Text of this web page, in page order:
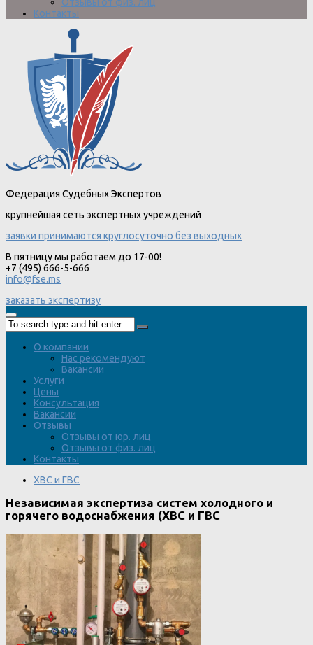
Отзывы от физ. лиц
Контакты
Федерация Судебных Экспертов
крупнейшая сеть экспертных учреждений
заявки принимаются круглосуточно без выходных
В пятницу мы работаем до 17-00!
+7 (495) 666-5-666
info@fse.ms
заказать экспертизу
О компании
Нас рекомендуют
Вакансии
Услуги
Цены
Консультация
Вакансии
Отзывы
Отзывы от юр. лиц
Отзывы от физ. лиц
Контакты
ХВС и ГВС
Независимая экспертиза систем холодного и
горячего водоснабжения (ХВС и ГВС